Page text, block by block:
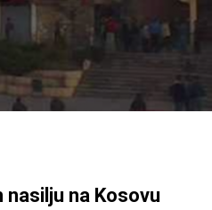
na Kosovu